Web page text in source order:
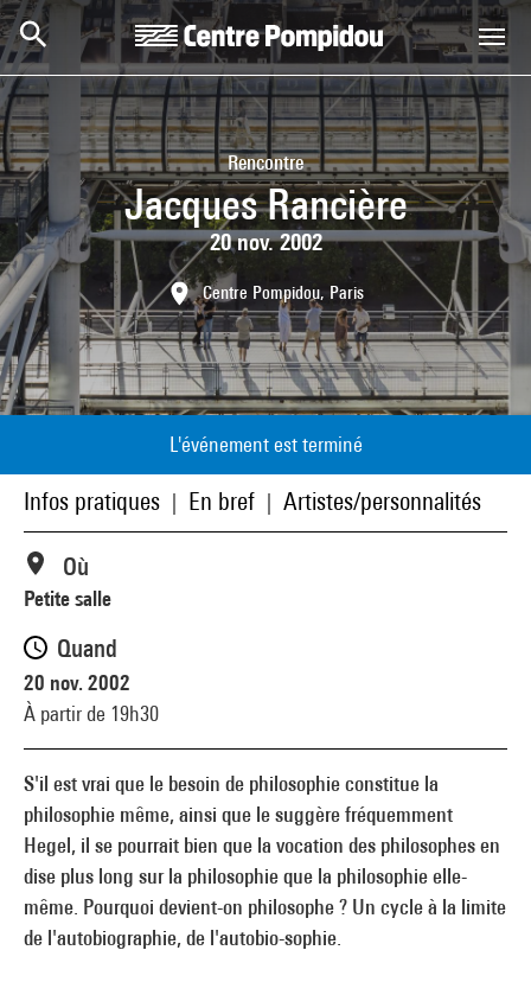
Aller au contenu principal
Centre Pompidou
Rencontre
Jacques Rancière
20 nov. 2002
Centre Pompidou, Paris
L'événement est terminé
Infos pratiques En bref Artistes/personnalités
S'il est vrai que le besoin de philosophie constitue la
philosophie même, ainsi que le suggère fréquemment
Hegel, il se pourrait bien que la vocation des philosophes en
dise plus long sur la philosophie que la philosophie elle-
même. Pourquoi devient-on philosophe ? Un cycle à la limite
de l'autobiographie, de l'autobio-sophie.
Où
Petite salle
Quand
20 nov. 2002
À partir de 19h30